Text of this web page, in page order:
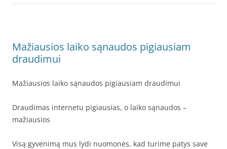
Mažiausios laiko sąnaudos pigiausiam
draudimui
Mažiausios laiko sąnaudos pigiausiam draudimui
Draudimas internetu pigiausias, o laiko sąnaudos –
mažiausios
Visą gyvenimą mus lydi nuomonės, kad turime patys save